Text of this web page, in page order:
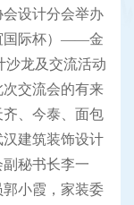
会设计分会举办
国际杯）——金
沙龙及交流活动
交流会的有来
、今泰、面包
建筑装饰设计
秘书长李一
小霞，家装委